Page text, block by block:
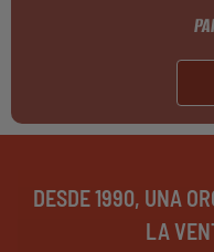
DESDE 1990, UNA
LA